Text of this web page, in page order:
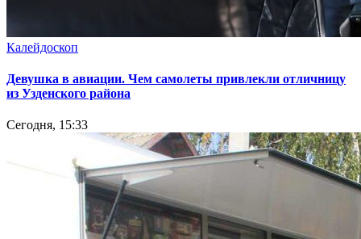
Калейдоскоп
Девушка в авиации. Чем самолеты привлекли отличницу
из Узденского района
Сегодня, 15:33